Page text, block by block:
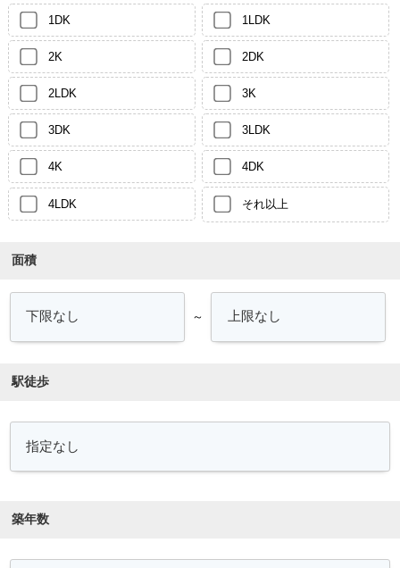
1DK 1LDK
2K 2DK
2LDK 3K
3DK 3LDK
4K 4DK
4LDK それ以上
面積
～
駅徒歩
築年数